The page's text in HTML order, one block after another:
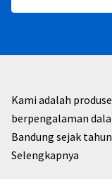
Kami adalah
berpengalaman
Bandung sejak
Selengkapnya